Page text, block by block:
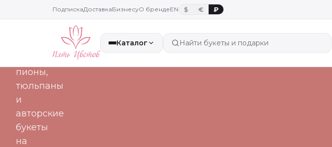
ПодпискаДоставкаБизнесуО брендеEN $ € ₽
Каталог Найти букеты и подарки
часа
пионы,
тюльпаны
и
авторские
букеты
на